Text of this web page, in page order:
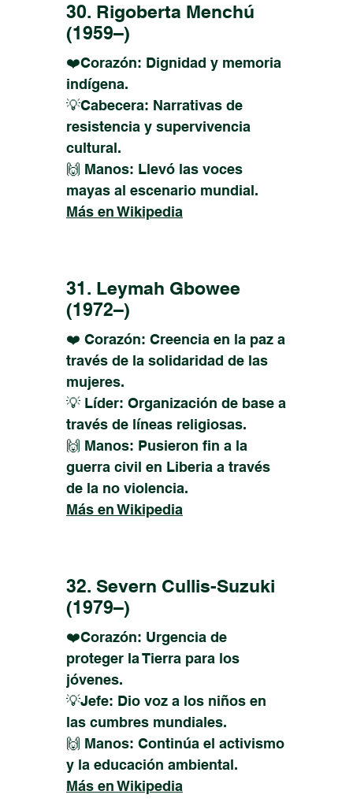
30. Rigoberta Menchú
(1959–)
❤️Corazón: Dignidad y memoria
indígena.
💡Cabecera: Narrativas de
resistencia y supervivencia
cultural.
🙌 Manos: Llevó las voces
mayas al escenario mundial.
Más en Wikipedia
31. Leymah Gbowee
(1972–)
❤️ Corazón: Creencia en la paz a
través de la solidaridad de las
mujeres.
💡 Líder: Organización de base a
través de líneas religiosas.
🙌 Manos: Pusieron fin a la
guerra civil en Liberia a través
de la no violencia.
Más en Wikipedia
32. Severn Cullis-Suzuki
(1979–)
❤️Corazón: Urgencia de
proteger la Tierra para los
jóvenes.
💡Jefe: Dio voz a los niños en
las cumbres mundiales.
🙌 Manos: Continúa el activismo
y la educación ambiental.
Más en Wikipedia